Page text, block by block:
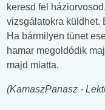
keresd fel
vizsgálatokra küldhet.
Ha bármilyen tünet
hamar megoldódik
majd miatta.
(KamaszPanasz -